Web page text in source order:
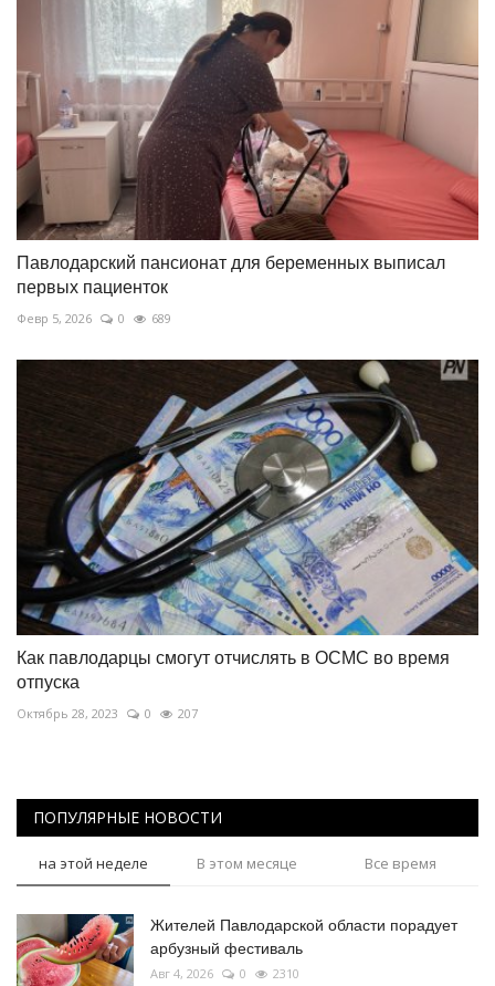
Павлодарский пансионат для беременных выписал
первых пациенток
Февр 5, 2026 0 689
Как павлодарцы смогут отчислять в ОСМС во время
отпуска
Октябрь 28, 2023 0 207
ПОПУЛЯРНЫЕ НОВОСТИ
на этой неделе В этом месяце Все время
Жителей Павлодарской области порадует
арбузный фестиваль
Авг 4, 2026 0 2310